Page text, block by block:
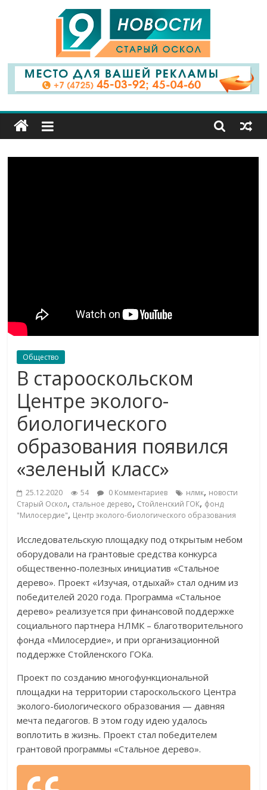
9
Канал
Старый
Общество
В старооскольском
Центре эколого-
биологического
образования появился
«зеленый класс»
25.12.2020 54 0 Комментариев нлмк, новости
Старый Оскол, стальное дерево, Стойленский ГОК, фонд
"Милосердие", Центр эколого-биологического образования
Исследовательскую площадку под открытым небом
оборудовали на грантовые средства конкурса
общественно-полезных инициатив «Стальное
дерево». Проект «Изучая, отдыхай» стал одним из
победителей 2020 года. Программа «Стальное
дерево» реализуется при финансовой поддержке
социального партнера НЛМК – благотворительного
фонда «Милосердие», и при организационной
поддержке Стойленского ГОКа.
Проект по созданию многофункциональной
площадки на территории староскольского Центра
эколого-биологического образования — давняя
мечта педагогов. В этом году идею удалось
воплотить в жизнь. Проект стал победителем
грантовой программы «Стальное дерево».